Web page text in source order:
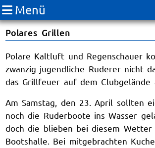
Menü
Polares Grillen
Polare Kaltluft und Regenschauer
zwanzig jugendliche Ruderer nicht
das Grillfeuer auf dem Clubgelände
Am Samstag, den 23. April sollten
noch die Ruderboote ins Wasser
doch die blieben bei diesem
Bootshalle. Bei mitgebrachten